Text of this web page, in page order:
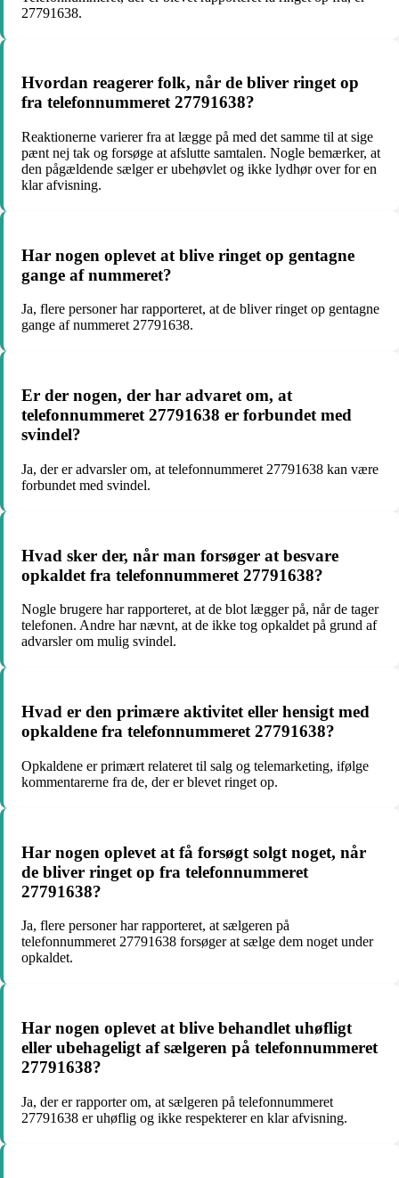
27791638.
Hvordan reagerer folk, når de bliver ringet op
fra telefonnummeret 27791638?
Reaktionerne varierer fra at lægge på med det samme til at sige
pænt nej tak og forsøge at afslutte samtalen. Nogle bemærker, at
den pågældende sælger er ubehøvlet og ikke lydhør over for en
klar afvisning.
Har nogen oplevet at blive ringet op gentagne
gange af nummeret?
Ja, flere personer har rapporteret, at de bliver ringet op gentagne
gange af nummeret 27791638.
Er der nogen, der har advaret om, at
telefonnummeret 27791638 er forbundet med
svindel?
Ja, der er advarsler om, at telefonnummeret 27791638 kan være
forbundet med svindel.
Hvad sker der, når man forsøger at besvare
opkaldet fra telefonnummeret 27791638?
Nogle brugere har rapporteret, at de blot lægger på, når de tager
telefonen. Andre har nævnt, at de ikke tog opkaldet på grund af
advarsler om mulig svindel.
Hvad er den primære aktivitet eller hensigt med
opkaldene fra telefonnummeret 27791638?
Opkaldene er primært relateret til salg og telemarketing, ifølge
kommentarerne fra de, der er blevet ringet op.
Har nogen oplevet at få forsøgt solgt noget, når
de bliver ringet op fra telefonnummeret
27791638?
Ja, flere personer har rapporteret, at sælgeren på
telefonnummeret 27791638 forsøger at sælge dem noget under
opkaldet.
Har nogen oplevet at blive behandlet uhøfligt
eller ubehageligt af sælgeren på telefonnummeret
27791638?
Ja, der er rapporter om, at sælgeren på telefonnummeret
27791638 er uhøflig og ikke respekterer en klar afvisning.